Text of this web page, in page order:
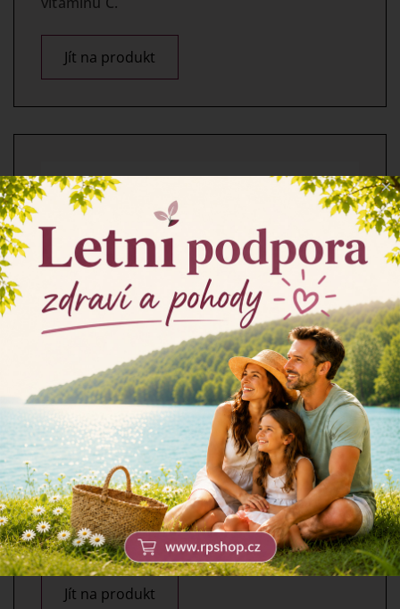
Jít na produkt
MULTIVITAMIN s
minerály
Vyvážená kombinace vitaminů a minerálů.
Jít na produkt
×